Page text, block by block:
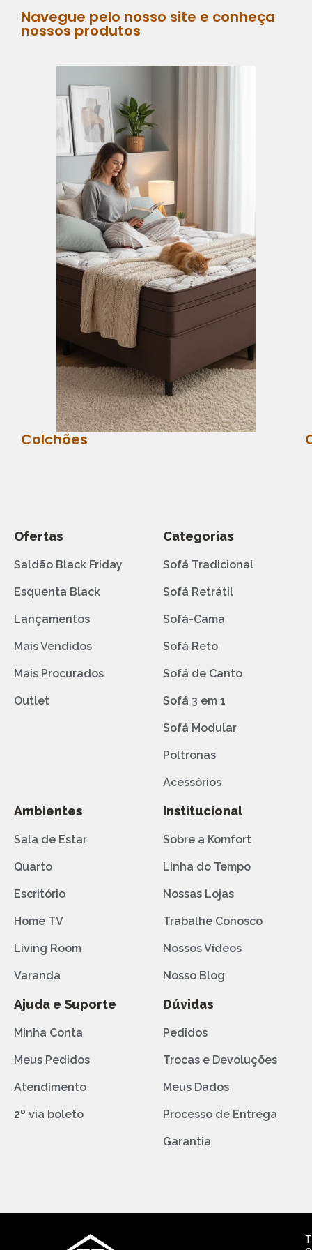
Navegue pelo nosso site e conheça
nossos produtos
Colchões
Ofertas
Saldão Black Friday
Esquenta Black
Lançamentos
Mais Vendidos
Mais Procurados
Outlet
Categorias
Sofá Tradicional
Sofá Retrátil
Sofá-Cama
Sofá Reto
Sofá de Canto
Sofá 3 em 1
Sofá Modular
Poltronas
Acessórios
Ambientes
Sala de Estar
Quarto
Escritório
Home TV
Living Room
Varanda
Institucional
Sobre a Komfort
Linha do Tempo
Nossas Lojas
Trabalhe Conosco
Nossos Vídeos
Nosso Blog
Ajuda e Suporte
Minha Conta
Meus Pedidos
Atendimento
2º via boleto
Dúvidas
Pedidos
Trocas e Devoluções
Meus Dados
Processo de Entrega
Garantia